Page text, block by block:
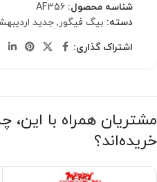
شناسه محصول: AF356
دسته: بیگ فیگور, جدید
اشتراک گذاری:
مشتریان همراه با
خریده‌اند؟